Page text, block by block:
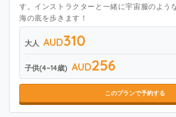
す。インストラクターと一緒に宇宙服のよう
海の底を歩きます！
大人 AUD310
子供(4~14歳) AUD256
このプランで予約する